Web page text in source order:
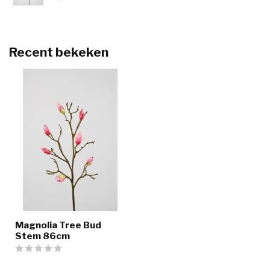
Recent bekeken
Magnolia Tree Bud
Stem 86cm